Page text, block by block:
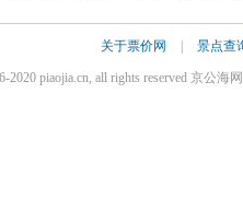
关于票价网 | 景点查
2020 piaojia.cn, all rights reserved 京公海